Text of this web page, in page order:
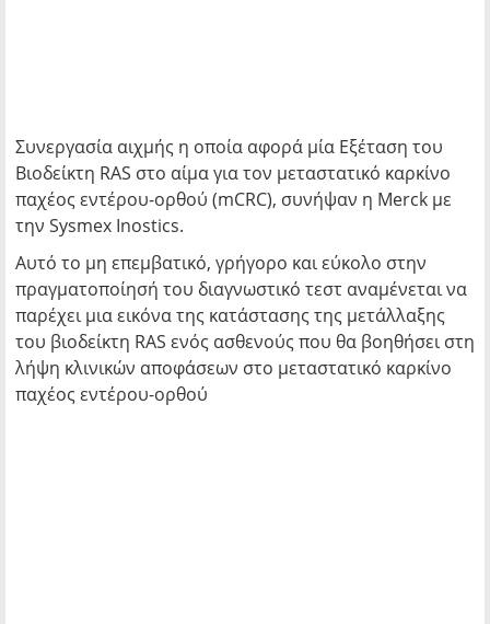
Συνεργασία αιχμής η οποία αφορά μία Εξέταση του
Βιοδείκτη RAS στο αίμα για τον μεταστατικό καρκίνο
παχέος εντέρου-ορθού (mCRC), συνήψαν η Merck με
την Sysmex Inostics.
Αυτό το μη επεμβατικό, γρήγορο και εύκολο στην
πραγματοποίησή του διαγνωστικό τεστ αναμένεται να
παρέχει μια εικόνα της κατάστασης της μετάλλαξης
του βιοδείκτη RAS ενός ασθενούς που θα βοηθήσει στη
λήψη κλινικών αποφάσεων στο μεταστατικό καρκίνο
παχέος εντέρου-ορθού